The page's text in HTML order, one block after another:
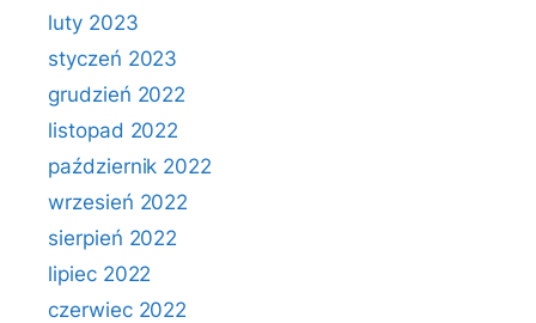
luty 2023
styczeń 2023
grudzień 2022
listopad 2022
październik 2022
wrzesień 2022
sierpień 2022
lipiec 2022
czerwiec 2022